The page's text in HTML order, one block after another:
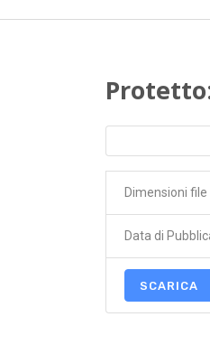
Dimensioni file
Data di
SCARICA